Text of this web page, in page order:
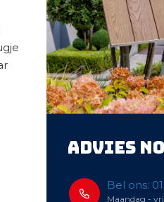
Advies
Bel ons:
Maandag -